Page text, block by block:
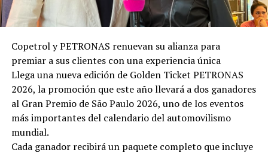
La segunda cita será el 26 de noviembre, a las 20:00
horas, en el Salón de Convenciones del Banco Central
escritor, conferencista y referente internacional en
autoconocimiento, liderazgo consciente y
transformación personal. Vilaseca es fundador de una
de las principales escuelas de desarrollo personal de
habla hispana y autor de reconocidos libros como
Encantado de conocerme y Qué harías si no tuvieras
miedo. A través de su trabajo ha inspirado a miles de
personas y organizaciones a cuestionar creencias
Copetrol y PETRONAS renuevan su alianza para
premiar a sus clientes con una experiencia única
Llega una nueva edición de Golden Ticket PETRONAS
2026, la promoción que este año llevará a dos ganadores
al Gran Premio de São Paulo 2026, uno de los eventos
más importantes del calendario del automovilismo
mundial.
Cada ganador recibirá un paquete completo que incluye